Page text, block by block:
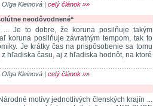
Kleinová | celý článok »»
neodôvodnené“
... Je to dobre, že koruna posilňuje takým
koruna posilňuje závratným tempom, tak to
Je krátky čas na prispôsobenie sa tomu
hľadiska času, aj z hľadiska hodnôt, na ktoré
Kleinová | celý článok »»
motívy jednotlivých členských krajín ...